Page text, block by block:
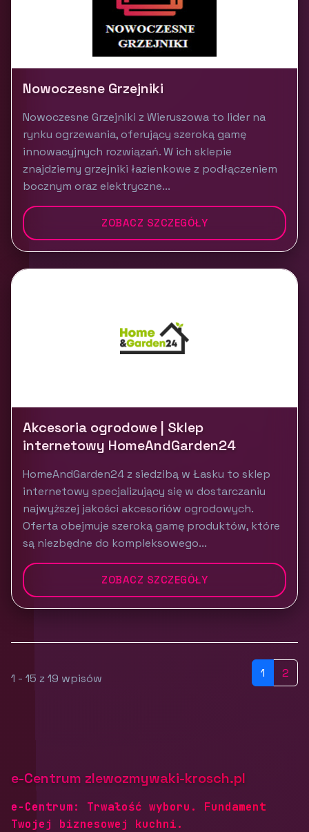
Nowoczesne Grzejniki
Nowoczesne Grzejniki z Wieruszowa to lider na
rynku ogrzewania, oferujący szeroką gamę
innowacyjnych rozwiązań. W ich sklepie
znajdziemy grzejniki łazienkowe z podłączeniem
bocznym oraz elektryczne...
ZOBACZ SZCZEGÓŁY
Akcesoria ogrodowe | Sklep
internetowy HomeAndGarden24
HomeAndGarden24 z siedzibą w Łasku to sklep
internetowy specjalizujący się w dostarczaniu
najwyższej jakości akcesoriów ogrodowych.
Oferta obejmuje szeroką gamę produktów, które
są niezbędne do kompleksowego...
ZOBACZ SZCZEGÓŁY
1 - 15 z 19 wpisów 1 2
e-Centrum zlewozmywaki-krosch.pl
e-Centrum: Trwałość wyboru. Fundament
Twojej biznesowej kuchni.